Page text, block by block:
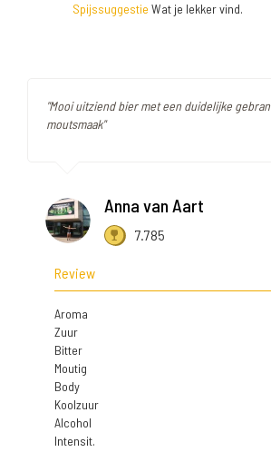
Spijssuggestie Wat je lekker vind.
"Mooi uitziend bier met een duidelijke
moutsmaak"
Anna van Aart
7.785
Review
Aroma
Zuur
Bitter
Moutig
Body
Koolzuur
Alcohol
Intensit.